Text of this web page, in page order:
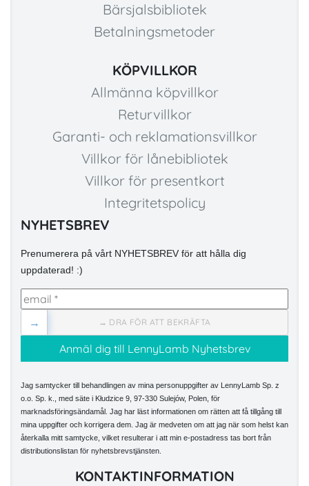
Bärsjalsbibliotek
Betalningsmetoder
KÖPVILLKOR
Allmänna köpvillkor
Returvillkor
Garanti- och reklamationsvillkor
Villkor för lånebibliotek
Villkor för presentkort
Integritetspolicy
NYHETSBREV
Prenumerera på vårt NYHETSBREV för att hålla dig
uppdaterad! :)
→ DRA FÖR ATT BEKRÄFTA
→
Jag samtycker till behandlingen av mina personuppgifter av LennyLamb Sp. z
o.o. Sp. k., med säte i Kłudzice 9, 97-330 Sulejów, Polen, för
marknadsföringsändamål. Jag har läst informationen om rätten att få tillgång till
mina uppgifter och korrigera dem. Jag är medveten om att jag när som helst kan
återkalla mitt samtycke, vilket resulterar i att min e-postadress tas bort från
distributionslistan för nyhetsbrevstjänsten.
KONTAKTINFORMATION